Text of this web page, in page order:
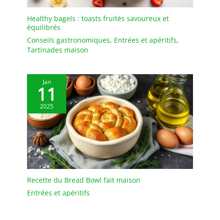
pour créer une ambiance
fascinante. Parfait donne
seulement un accroche-
utilisation et nettoyage
facile】cet ensemble de
service combiné convient
non seulement pour les
occasions festives, telles
que les fêtes de famille,
les restaurants, les fêtes,
les banquets et autres
locaux commerciaux,
mais aussi pour un usage
quotidien. 【Cadeaux
Healthy bagels : toasts fruités savoureux et
équilibrés
Conseils gastronomiques, Entrées et apéritifs,
Tartinades maison
Jan
11
2025
Recette du Bread Bowl fait maison
Entrées et apéritifs